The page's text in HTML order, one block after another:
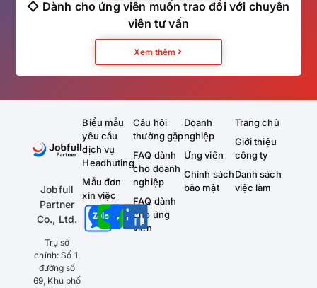
◇ Dành cho ứng viên muốn trao đổi với chuyên
viên tư vấn
Xem thêm
Jobfull
Partner
Co., Ltd.
Trụ sở
chính: Số 1,
đường số
69, Khu phố
Trang chủ
Giới thiệu
công ty
Danh sách
việc làm
Doanh
nghiệp
Ứng viên
Chính sách
bảo mật
Câu hỏi
thường gặp
FAQ dành
cho doanh
nghiệp
FAQ dành
cho ứng
viên
Biểu mẫu
yêu cầu
dịch vụ
Headhuting
Mẫu đơn
xin việc